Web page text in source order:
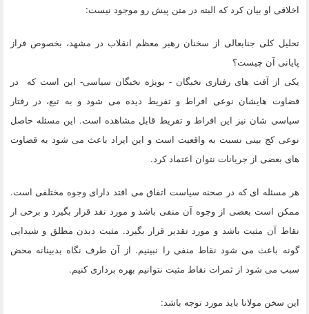
اخلاقی او بیان کرد که البته در متن پیش رو موجود نیست:
تحلیل کلی جنابعالی از سخنان رهبر معظم انقلاب در مشهد، بخصوص فراز
پایانی آن چیست؟
یکی از آفت های رفتاری نخبگان - بویژه نخبگان سیاسی- این است که در
قضاوت هایشان نوعی افراط و تفریط دیده می شود و به تبع، در رفتار
سیاسی شان نیز این افراط و تفریط قابل مشاهده است. این مسئله حاصل
نوعی کج بینی نسبت به واقعیت است و این ایراد باعث می شود به قضاوت
های بعضی از جریانات نتوان اعتماد کرد.
هر مسئله ای که در صحنه سیاست اتفاق می افتد دارای وجوه مختلفی است.
ممکن است بعضی از وجوه آن منفی باشد و مورد نقد قرار بگیرد و برخی ار
نقاط آن مثبت باشد و مورد تقدیر قرار بگیرد. مثبت دیدن مطلق و شیدایی
گونه باعث می شود نقاط منفی را نبینیم. از آن طرف نگاه بدبینانه محض
سبب می شود از ثمرات نقاط مثبت نتوانیم بهره برداری کنیم.
این سخن مولانا باید مورد توجه باشد: